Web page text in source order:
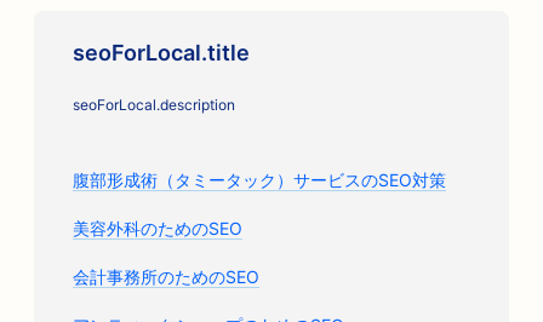
seoForLocal.title
seoForLocal.description
腹部形成術（タミータック）サービスのSEO対策
美容外科のためのSEO
会計事務所のためのSEO